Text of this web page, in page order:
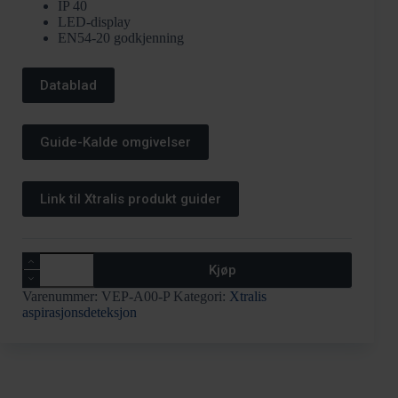
IP 40
LED-display
EN54-20 godkjenning
Datablad
Guide-Kalde omgivelser
Link til Xtralis produkt guider
VEP-
4
rør
med
LED
Kjøp
Varenummer: VEP-A00-P Kategori: Xtralis
aspirasjonsdeteksjon